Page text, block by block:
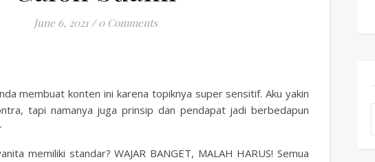
June 6, 2021 / 0 Comments
membuat konten ini karena topiknya super sensitif. Aku yakin
tapi namanya juga prinsip dan pendapat jadi berbedapun
memiliki standar? WAJAR BANGET, MALAH HARUS! Semua